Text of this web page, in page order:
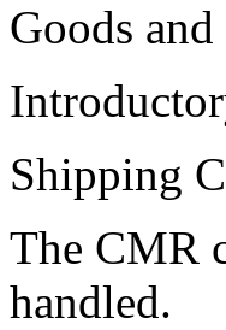
Goods
Shipping
The CMR
handled.